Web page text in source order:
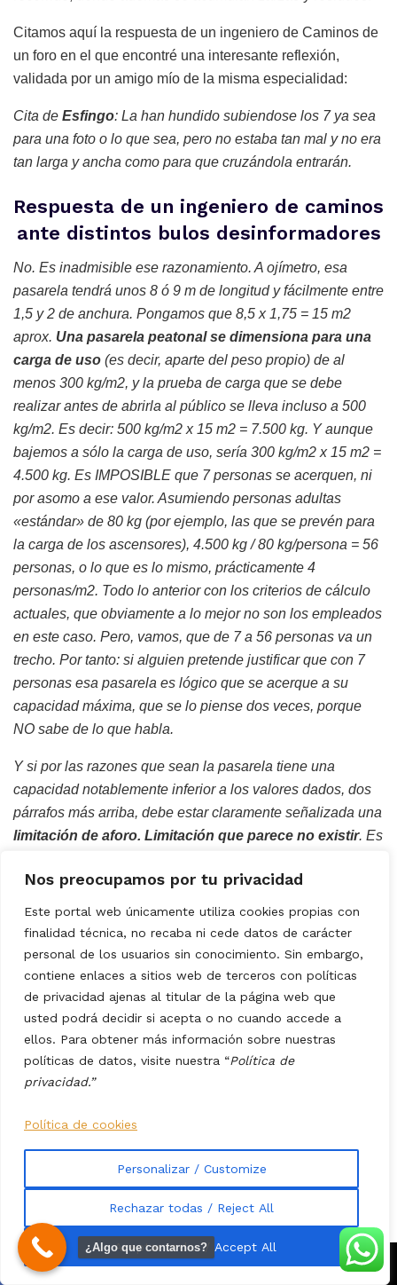
Nos preocupamos por tu privacidad
Este portal web únicamente utiliza cookies propias con
finalidad técnica, no recaba ni cede datos de carácter
personal de los usuarios sin conocimiento. Sin embargo,
contiene enlaces a sitios web de terceros con políticas
de privacidad ajenas al titular de la página web que
usted podrá decidir si acepta o no cuando accede a
ellos. Para obtener más información sobre nuestras
políticas de datos, visite nuestra “Política de
privacidad.”
Política de cookies
Personalizar / Customize
Rechazar todas / Reject All
Aceptar todas / Accept All
Citamos aquí la respuesta de un ingeniero de Caminos de
un foro en el que encontré una interesante reflexión,
validada por un amigo mío de la misma especialidad:
Cita de Esfingo: La han hundido subiendose los 7 ya sea
para una foto o lo que sea, pero no estaba tan mal y no era
tan larga y ancha como para que cruzándola entrarán.
Respuesta de un ingeniero de caminos
ante distintos bulos desinformadores
No. Es inadmisible ese razonamiento. A ojímetro, esa
pasarela tendrá unos 8 ó 9 m de longitud y fácilmente entre
1,5 y 2 de anchura. Pongamos que 8,5 x 1,75 = 15 m2
aprox. Una pasarela peatonal se dimensiona para una
carga de uso (es decir, aparte del peso propio) de al
menos 300 kg/m2, y la prueba de carga que se debe
realizar antes de abrirla al público se lleva incluso a 500
kg/m2. Es decir: 500 kg/m2 x 15 m2 = 7.500 kg. Y aunque
bajemos a sólo la carga de uso, sería 300 kg/m2 x 15 m2 =
4.500 kg. Es IMPOSIBLE que 7 personas se acerquen, ni
por asomo a ese valor. Asumiendo personas adultas
«estándar» de 80 kg (por ejemplo, las que se prevén para
la carga de los ascensores), 4.500 kg / 80 kg/persona = 56
personas, o lo que es lo mismo, prácticamente 4
personas/m2. Todo lo anterior con los criterios de cálculo
actuales, que obviamente a lo mejor no son los empleados
en este caso. Pero, vamos, que de 7 a 56 personas va un
trecho. Por tanto: si alguien pretende justificar que con 7
personas esa pasarela es lógico que se acerque a su
capacidad máxima, que se lo piense dos veces, porque
NO sabe de lo que habla.
Y si por las razones que sean la pasarela tiene una
capacidad notablemente inferior a los valores dados, dos
párrafos más arriba, debe estar claramente señalizada una
limitación de aforo. Limitación que parece no existir. Es
consecuencias de un hipotético colapso (no es un caída
de medio metro, precisamente, donde si aquello cede a lo
mejor te jodes un tobillo), más allá de simplemente
señalizar debería incluso estrecharse la pasarela (con
unas barandillas interiores, por ejemplo) para que sólo
pueda pasarse en fila de a uno, impidiendo o dificultando
muchísimo la sobrecarga por exceso de aforo. Y eso
evidentemente tampoco es el caso.
Politucuchos que ni saben ni quieren
saber de mantenimiento
Estamos en manos de incompetentes, de inútiles, de
politucuchos que ni saben ni quieren saber de
mantenimiento
. Sólo les interesa inaugurar obra nueva y
salir en la foto. Y lo malo de no mantener la
infraestructuras no es ya que su coste de reparación va
¿Algo que contarnos?